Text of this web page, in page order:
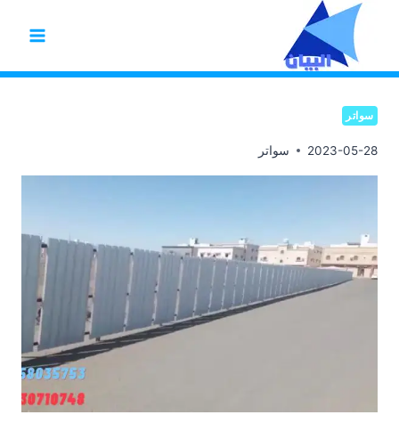
التجاوز
المحتوى
سواتر
2023-05-28 سواتر